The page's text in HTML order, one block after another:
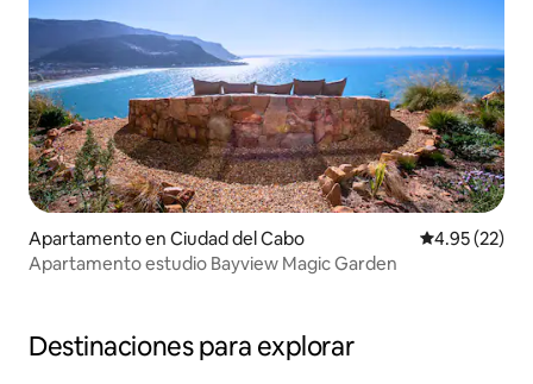
Apartamento en Ciudad del Cabo Calificación
4.95 (22)
Apartamento estudio Bayview Magic Garden
Destinaciones para explorar